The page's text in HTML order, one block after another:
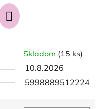
Skladom (15 ks)
10.8.2026
5998889512224